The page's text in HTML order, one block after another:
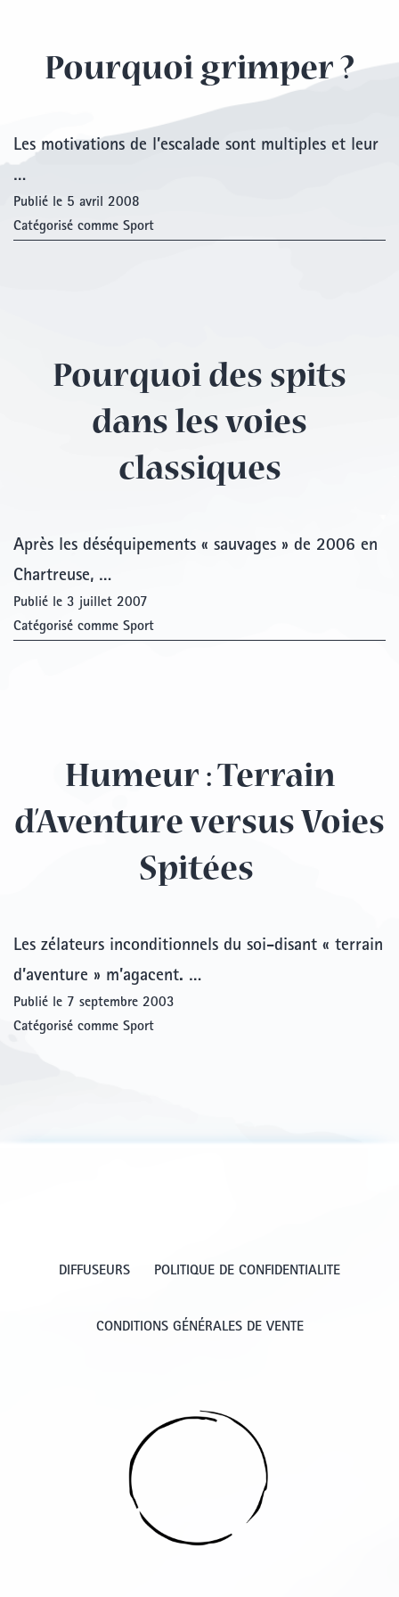
Pourquoi grimper ?
Les motivations de l’escalade sont multiples et leur
…
Publié le 5 avril 2008
Catégorisé comme Sport
Pourquoi des spits
dans les voies
classiques
Après les déséquipements « sauvages » de 2006 en
Chartreuse, …
Publié le 3 juillet 2007
Catégorisé comme Sport
Humeur : Terrain
d’Aventure versus Voies
Spitées
Les zélateurs inconditionnels du soi-disant « terrain
d’aventure » m’agacent. …
Publié le 7 septembre 2003
Catégorisé comme Sport
DIFFUSEURS POLITIQUE DE CONFIDENTIALITE
CONDITIONS GÉNÉRALES DE VENTE